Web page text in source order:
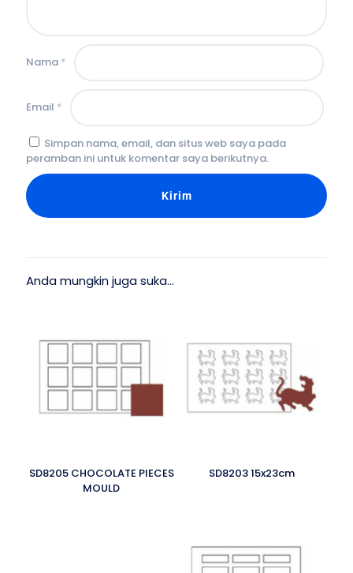
Nama *
Email *
Simpan nama, email, dan situs web saya pada
peramban ini untuk komentar saya berikutnya.
Anda mungkin juga suka…
SD8205 CHOCOLATE PIECES
MOULD
SD8203 15x23cm